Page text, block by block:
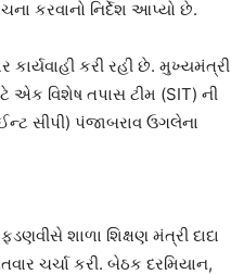
કરવાનો નિર્દેશ આપ્યો છે.
કાર્યવાહી કરી રહી છે. મુખ્યમંત્રી
એક વિશેષ તપાસ ટીમ (SIT) ની
સીપી) પંજાબરાવ ઉગલેના
શાળા શિક્ષણ મંત્રી દાદા
ચર્ચા કરી. બેઠક દરમિયાન,